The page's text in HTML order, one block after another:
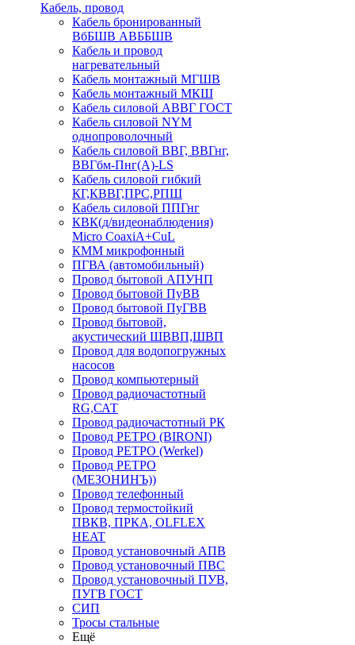
Кабель, провод
Кабель бронированный
ВбБШВ АВББШВ
Кабель и провод
нагревательный
Кабель монтажный МГШВ
Кабель монтажный МКШ
Кабель силовой АВВГ ГОСТ
Кабель силовой NYM
однопроволочный
Кабель силовой ВВГ, ВВГнг,
ВВГбм-Пнг(А)-LS
Кабель силовой гибкий
КГ,КВВГ,ПРС,РПШ
Кабель силовой ППГнг
КВК(д/видеонаблюдения)
Micro CoaxiA+CuL
КММ микрофонный
ПГВА (автомобильный)
Провод бытовой АПУНП
Провод бытовой ПуВВ
Провод бытовой ПуГВВ
Провод бытовой,
акустический ШВВП,ШВП
Провод для водопогружных
насосов
Провод компьютерный
Провод радиочастотный
RG,САТ
Провод радиочастотный РК
Провод РЕТРО (BIRONI)
Провод РЕТРО (Werkel)
Провод РЕТРО
(МЕЗОНИНЪ))
Провод телефонный
Провод термостойкий
ПВКВ, ПРКА, OLFLEX
HEAT
Провод установочный АПВ
Провод установочный ПВС
Провод установочный ПУВ,
ПУГВ ГОСТ
СИП
Тросы стальные
Ещё